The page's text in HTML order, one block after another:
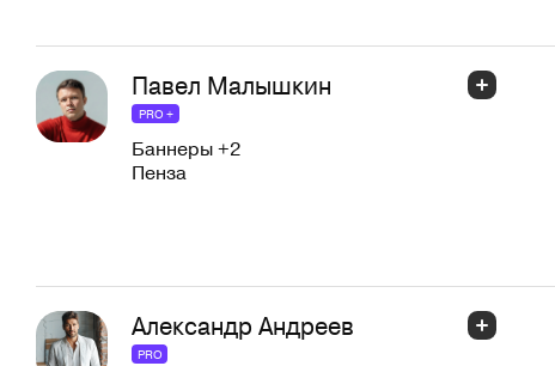
Павел Малышкин
PRO +
Баннеры+2
Пенза
Александр Андреев
PRO